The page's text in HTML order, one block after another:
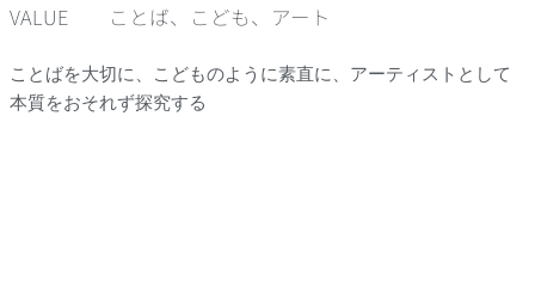
VALUE ことば、こども、アート
ことばを大切に、こどものように素直に、アーティストとして
本質をおそれず探究する